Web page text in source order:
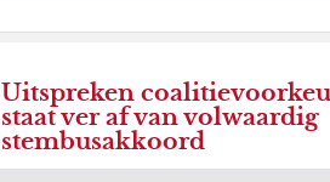
Uitspreken
staat ver af van volwaardig
stembusakkoord